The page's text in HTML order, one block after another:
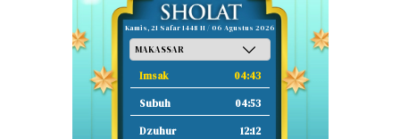
Kamis, 21 Safar 1448 H / 06 Agustus 2026
Imsak 04:43
Subuh 04:53
Dzuhur 12:12